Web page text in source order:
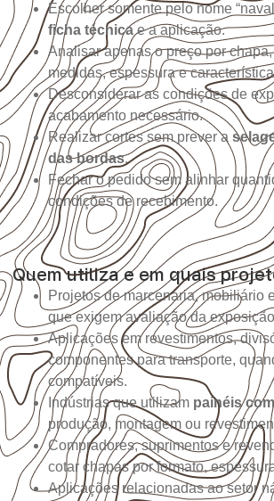
Escolher somente pelo nome
ficha técnicae a aplicação.
Analisar apenas o preço por
medidas, espessura e
Desconsiderar as condições de
acabamento necessário.
Realizar cortes sem prever a
das bordas.
Fechar o pedido sem alinhar
condições de recebimento.
Quem utiliza e em quais
Projetos de marcenaria, mobiliário
que exigem avaliação da
Aplicações em revestimentos,
componentes para transporte,
compatíveis.
Indústrias que utilizam painéis
produção, montagem ou
Compradores, suprimentos e
cotar chapas por formato,
Aplicações relacionadas ao setor